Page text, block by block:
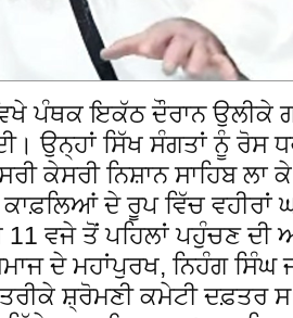
ਪੰਥਕ ਇਕੱਠ ਦੌਰਾਨ ਉਲੀਕੇ
ਉਨ੍ਹਾਂ ਸਿੱਖ ਸੰਗਤਾਂ ਨੂੰ
ਕੇਸਰੀ ਨਿਸ਼ਾਨ ਸਾਹਿਬ ਲਾ
ਦੇ ਰੂਪ ਵਿੱਚ ਵਹੀਰਾਂ
ਵਜੇ ਤੋਂ ਪਹਿਲਾਂ ਪਹੁੰਚਣ ਦੀ
ਦੇ ਮਹਾਂਪੁਰਖ, ਨਿਹੰਗ ਸਿੰਘ
ਸ਼੍ਰੋਮਣੀ ਕਮੇਟੀ ਦਫ਼ਤਰ